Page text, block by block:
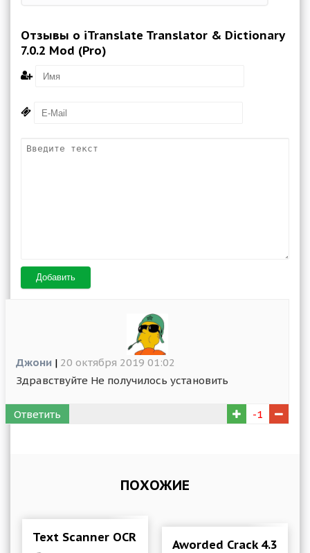
Отзывы о iTranslate Translator & Dictionary
7.0.2 Mod (Pro)
Добавить
Джони | 20 октября 2019 01:02
Здравствуйте Не получилось установить
Ответить -1
ПОХОЖИЕ
Text Scanner OCR 10.7.16 Mod (Premium)
Aworded Crack 4.32.5